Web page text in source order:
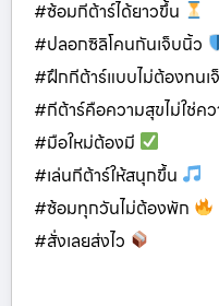
#ซ้อมกีต้าร์ได้ยาวขึ้น
#ปลอกซิลิโคนกันเจ็บนิ้ว
#ฝึกกีต้าร์แบบไม่ต้องทนเ
#กีต้าร์คือความสุขไม่ใช่คว
#มือใหม่ต้องมี
#เล่นกีต้าร์ให้สนุกขึ้น
#ซ้อมทุกวันไม่ต้องพัก
#สั่งเลยส่งไว